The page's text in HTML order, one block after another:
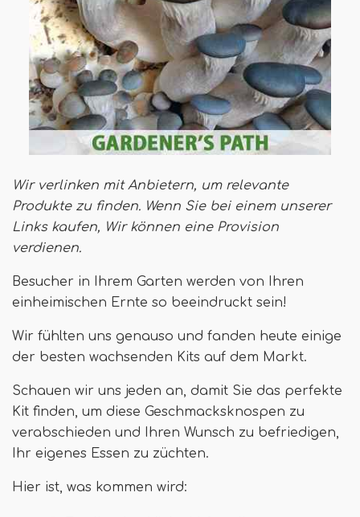
Wir verlinken mit Anbietern, um relevante
Produkte zu finden. Wenn Sie bei einem unserer
Links kaufen, Wir können eine Provision
verdienen.
Besucher in Ihrem Garten werden von Ihren
einheimischen Ernte so beeindruckt sein!
Wir fühlten uns genauso und fanden heute einige
der besten wachsenden Kits auf dem Markt.
Schauen wir uns jeden an, damit Sie das perfekte
Kit finden, um diese Geschmacksknospen zu
verabschieden und Ihren Wunsch zu befriedigen,
Ihr eigenes Essen zu züchten.
Hier ist, was kommen wird: